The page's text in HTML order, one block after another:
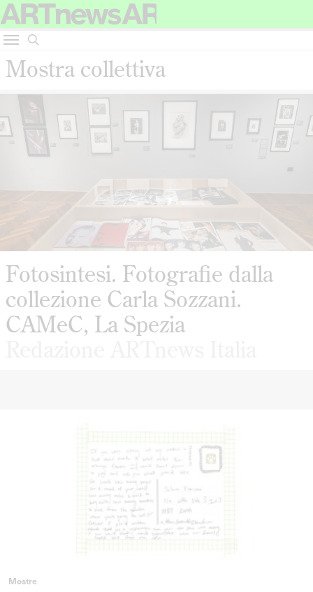
Mostra collettiva
Fotosintesi. Fotografie dalla
collezione Carla Sozzani.
CAMeC, La Spezia
Mostre